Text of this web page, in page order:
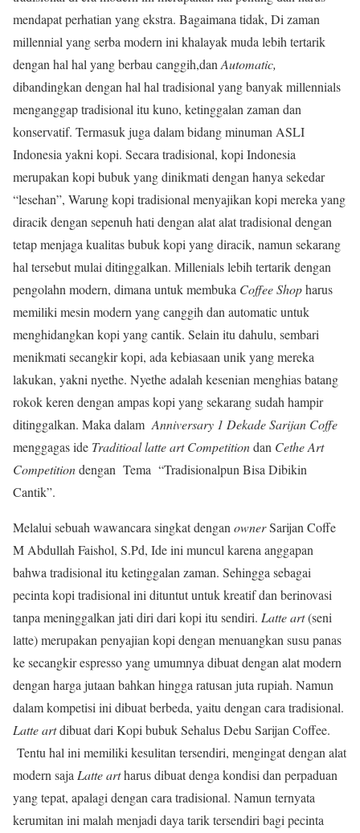
mendapat perhatian yang ekstra. Bagaimana tidak, Di zaman
millennial yang serba modern ini khalayak muda lebih tertarik
dengan hal hal yang berbau canggih,danAutomatic,
dibandingkan dengan hal hal tradisional yang banyak millennials
menganggap tradisional itu kuno, ketinggalan zaman dan
konservatif. Termasuk juga dalam bidang minuman ASLI
Indonesia yakni kopi. Secara tradisional, kopi Indonesia
merupakan kopi bubuk yang dinikmati dengan hanya sekedar
“lesehan”, Warung kopi tradisional menyajikan kopi mereka yang
diracik dengan sepenuh hati dengan alat alat tradisional dengan
tetap menjaga kualitas bubuk kopi yang diracik, namun sekarang
hal tersebut mulai ditinggalkan. Millenials lebih tertarik dengan
pengolahn modern, dimana untuk membuka Coffee Shopharus
memiliki mesin modern yang canggih dan automatic untuk
menghidangkan kopi yang cantik. Selain itu dahulu, sembari
menikmati secangkir kopi, ada kebiasaan unik yang mereka
lakukan, yakni nyethe. Nyethe adalah kesenian menghias batang
rokok keren dengan ampas kopi yang sekarang sudah hampir
ditinggalkan. Maka dalamAnniversary 1 DekadeSarijan Coffe
menggagas ide Traditioallatte art Competitiondan Cethe Art
Competitiondengan Tema “Tradisionalpun Bisa Dibikin
Cantik”.
Melalui sebuah wawancara singkat denganownerSarijan Coffe
M Abdullah Faishol, S.Pd, Ide ini muncul karena anggapan
bahwa tradisional itu ketinggalan zaman. Sehingga sebagai
pecinta kopi tradisional ini dituntut untuk kreatif dan berinovasi
tanpa meninggalkan jati diri dari kopi itu sendiri. Latte art(seni
latte) merupakan penyajian kopi dengan menuangkan susu panas
ke secangkir espresso yang umumnya dibuat dengan alat modern
dengan harga jutaan bahkan hingga ratusan juta rupiah. Namun
dalam kompetisi ini dibuat berbeda, yaitu dengan cara tradisional.
Latte artdibuat dari Kopi bubuk Sehalus Debu Sarijan Coffee.
Tentu hal ini memiliki kesulitan tersendiri, mengingat dengan alat
modern sajaLatte artharus dibuat denga kondisi dan perpaduan
yang tepat, apalagi dengan cara tradisional. Namun ternyata
kerumitan ini malah menjadi daya tarik tersendiri bagi pecinta